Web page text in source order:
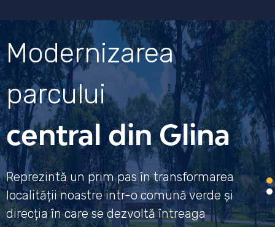
Modernizarea
parcului
central din Glina
Reprezintă un prim pas în transformarea
localității noastre intr-o comună verde și
direcția în care se dezvoltă întreaga